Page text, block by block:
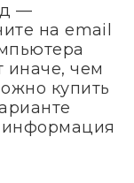
—
на email
иначе, чем
купить
информация